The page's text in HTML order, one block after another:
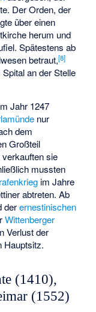
Der Orden, der
über einen
herum und
Spätestens ab
betraut,[8]
an der Stelle
Jahr 1247
nur
dem
Großteil
sie
mussten
im Jahre
abtreten. Ab
derernestinischen
Wittenberger
Verlust der
Hauptsitz.
(1410),
(1552)